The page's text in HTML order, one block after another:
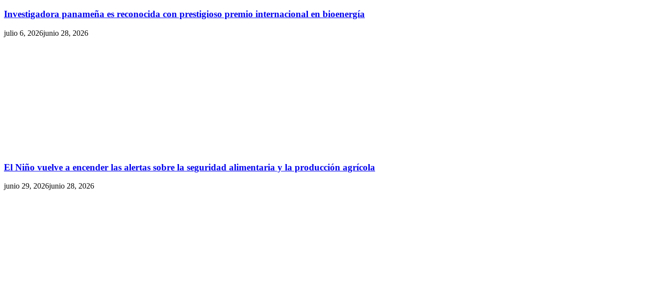
Investigadora panameña es reconocida con prestigioso premio internacional en bioenergía
julio 6, 2026junio 28, 2026
El Niño vuelve a encender las alertas sobre la seguridad alimentaria y la producción agrícola
junio 29, 2026junio 28, 2026